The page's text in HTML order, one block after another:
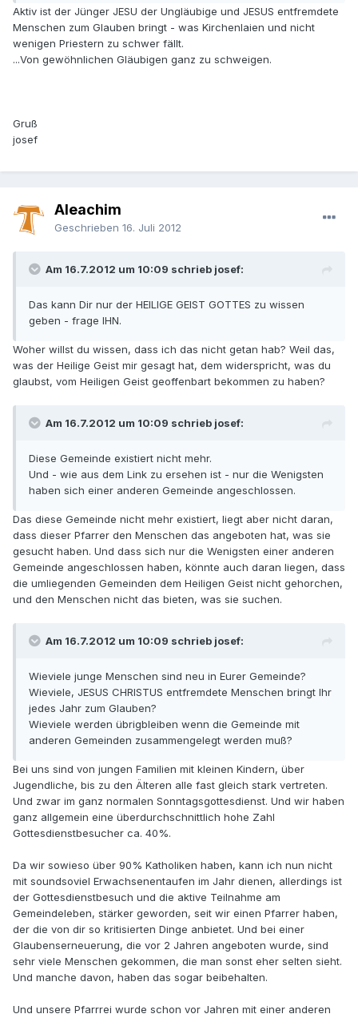
Aktiv ist der Jünger JESU der Ungläubige und JESUS entfremdete
Menschen zum Glauben bringt - was Kirchenlaien und nicht
wenigen Priestern zu schwer fällt.
...Von gewöhnlichen Gläubigen ganz zu schweigen.
Gruß
josef
Aleachim
Geschrieben 16. Juli 2012
Am 16.7.2012 um 10:09 schrieb josef:
Das kann Dir nur der HEILIGE GEIST GOTTES zu wissen
geben - frage IHN.
Woher willst du wissen, dass ich das nicht getan hab? Weil das,
was der Heilige Geist mir gesagt hat, dem widerspricht, was du
glaubst, vom Heiligen Geist geoffenbart bekommen zu haben?
Am 16.7.2012 um 10:09 schrieb josef:
Diese Gemeinde existiert nicht mehr.
Und - wie aus dem Link zu ersehen ist - nur die Wenigsten
haben sich einer anderen Gemeinde angeschlossen.
Das diese Gemeinde nicht mehr existiert, liegt aber nicht daran,
dass dieser Pfarrer den Menschen das angeboten hat, was sie
gesucht haben. Und dass sich nur die Wenigsten einer anderen
Gemeinde angeschlossen haben, könnte auch daran liegen, dass
die umliegenden Gemeinden dem Heiligen Geist nicht gehorchen,
und den Menschen nicht das bieten, was sie suchen.
Am 16.7.2012 um 10:09 schrieb josef:
Wieviele junge Menschen sind neu in Eurer Gemeinde?
Wieviele, JESUS CHRISTUS entfremdete Menschen bringt Ihr
jedes Jahr zum Glauben?
Wieviele werden übrigbleiben wenn die Gemeinde mit
anderen Gemeinden zusammengelegt werden muß?
Bei uns sind von jungen Familien mit kleinen Kindern, über
Jugendliche, bis zu den Älteren alle fast gleich stark vertreten.
Und zwar im ganz normalen Sonntagsgottesdienst. Und wir haben
ganz allgemein eine überdurchschnittlich hohe Zahl
Gottesdienstbesucher ca. 40%.
Da wir sowieso über 90% Katholiken haben, kann ich nun nicht
mit soundsoviel Erwachsenentaufen im Jahr dienen, allerdings ist
der Gottesdienstbesuch und die aktive Teilnahme am
Gemeindeleben, stärker geworden, seit wir einen Pfarrer haben,
der die von dir so kritisierten Dinge anbietet. Und bei einer
Glaubenserneuerung, die vor 2 Jahren angeboten wurde, sind
sehr viele Menschen gekommen, die man sonst eher selten sieht.
Und manche davon, haben das sogar beibehalten.
Und unsere Pfarrrei wurde schon vor Jahren mit einer anderen